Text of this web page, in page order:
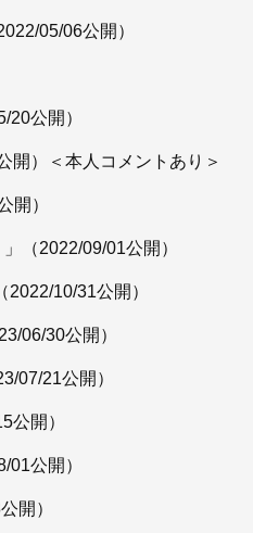
05/06公開）
公開）
開）＜本人コメントあり＞
開）
（2022/09/01公開）
10/31公開）
06/30公開）
07/21公開）
公開）
公開）
開）